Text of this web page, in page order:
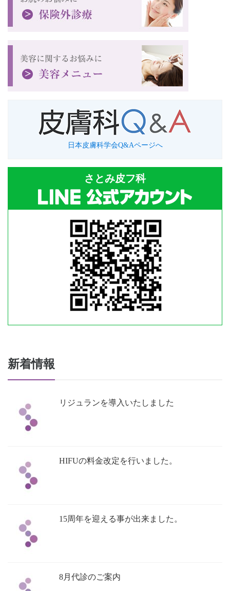
日本皮膚科学会Q&Aページへ
さとみ皮フ科
新着情報
リジュランを導入いたしました
HIFUの料金改定を行いました。
15周年を迎える事が出来ました。
8月代診のご案内